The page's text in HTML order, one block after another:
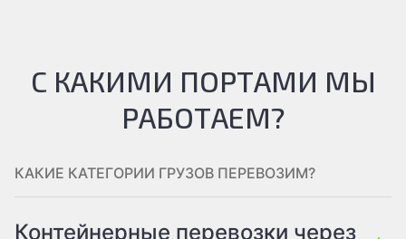
С КАКИМИ ПОРТАМИ МЫ
РАБОТАЕМ?
КАКИЕ КАТЕГОРИИ ГРУЗОВ ПЕРЕВОЗИМ?
Контейнерные перевозки через